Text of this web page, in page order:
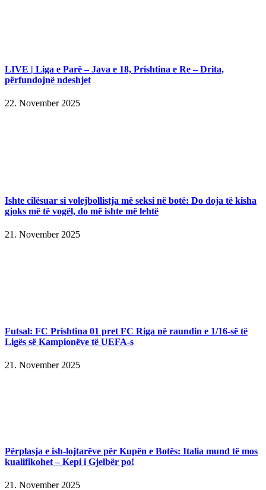
LIVE | Liga e Parë – Java e 18, Prishtina e Re – Drita,
përfundojnë ndeshjet
22. November 2025
Ishte cilësuar si volejbollistja më seksi në botë: Do doja të kisha
gjoks më të vogël, do më ishte më lehtë
21. November 2025
Futsal: FC Prishtina 01 pret FC Riga në raundin e 1/16-së të
Ligës së Kampionëve të UEFA-s
21. November 2025
Përplasja e ish-lojtarëve për Kupën e Botës: Italia mund të mos
kualifikohet – Kepi i Gjelbër po!
21. November 2025